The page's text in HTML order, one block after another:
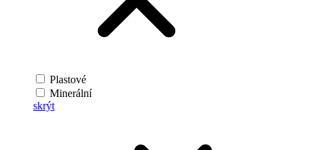
Plastové
Minerální
skrýt